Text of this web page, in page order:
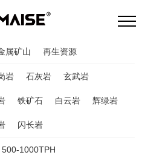
属矿山 再生资源
岩 石灰岩 玄武岩
铁矿石 白云岩 辉绿岩
闪长岩
500-1000TPH